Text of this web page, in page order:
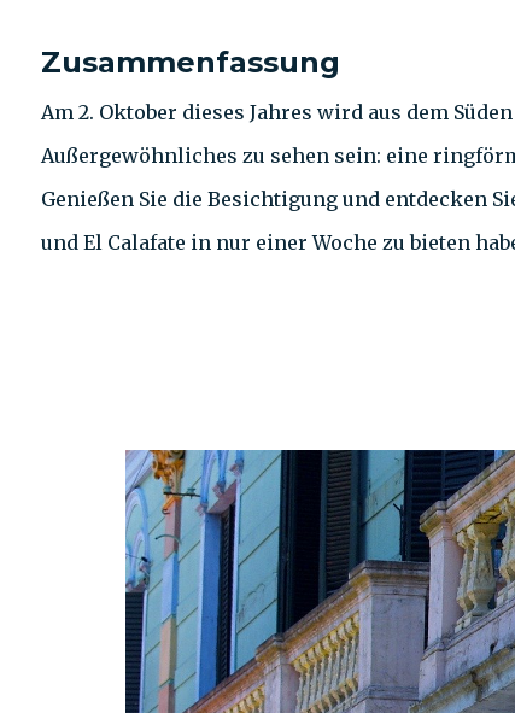
Zusammenfassung
Am 2. Oktober dieses Jahres wird aus dem
Außergewöhnliches zu sehen sein: eine
Genießen Sie die Besichtigung und entdecken
und El Calafate in nur einer Woche zu bieten